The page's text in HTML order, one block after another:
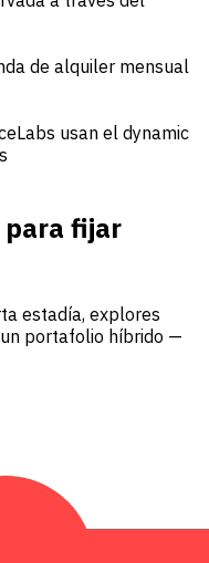
de alquiler mensual
usan el dynamic
para fijar
estadía, explores
portafolio híbrido —